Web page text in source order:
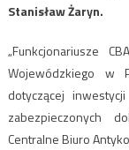
Stanisław Żaryn.
„Funkcjonariusze
Wojewódzkiego w
dotyczącej
zabezpieczonych
Centralne Biuro